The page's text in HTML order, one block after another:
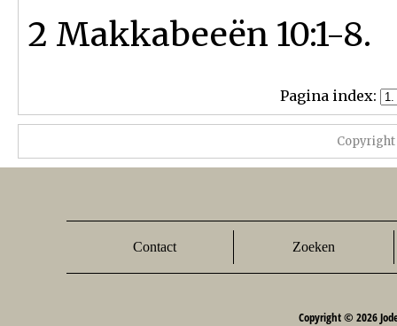
2 Makkabeeën 10:1-8.
Pagina index:
Contact Zoeken
Copyright © 2026